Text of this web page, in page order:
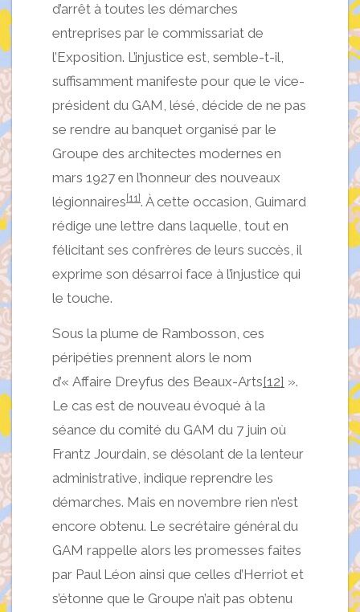
d’arrêt à toutes les démarches
entreprises par le commissariat de
l’Exposition. L’injustice est, semble-t-il,
suffisamment manifeste pour que le vice-
président du GAM, lésé, décide de ne pas
se rendre au banquet organisé par le
Groupe des architectes modernes en
mars 1927 en l’honneur des nouveaux
légionnaires[11]. À cette occasion, Guimard
rédige une lettre dans laquelle, tout en
félicitant ses confrères de leurs succès, il
exprime son désarroi face à l’injustice qui
le touche.
Sous la plume de Rambosson, ces
péripéties prennent alors le nom
d’« Affaire Dreyfus des Beaux-Arts[12] ».
Le cas est de nouveau évoqué à la
séance du comité du GAM du 7 juin où
Frantz Jourdain, se désolant de la lenteur
administrative, indique reprendre les
démarches. Mais en novembre rien n’est
encore obtenu. Le secrétaire général du
GAM rappelle alors les promesses faites
par Paul Léon ainsi que celles d’Herriot et
s’étonne que le Groupe n’ait pas obtenu